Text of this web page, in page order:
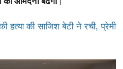
हत्या की साजिश बेटी ने रची, प्रेमी